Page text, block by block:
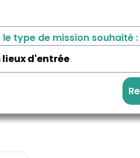
le type de mission souhaité :